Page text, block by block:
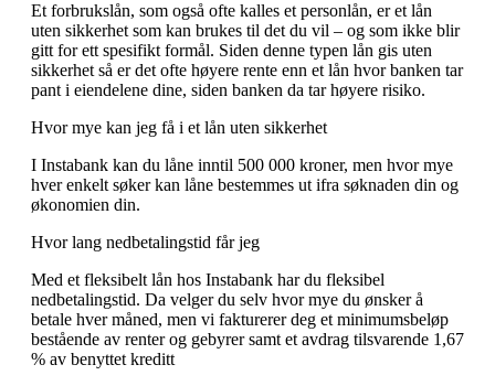
Et forbrukslån, som også ofte kalles et personlån, er et lån
uten sikkerhet som kan brukes til det du vil – og som ikke blir
gitt for ett spesifikt formål. Siden denne typen lån gis uten
sikkerhet så er det ofte høyere rente enn et lån hvor banken tar
pant i eiendelene dine, siden banken da tar høyere risiko.
Hvor mye kan jeg få i et lån uten sikkerhet
I Instabank kan du låne inntil 500 000 kroner, men hvor mye
hver enkelt søker kan låne bestemmes ut ifra søknaden din og
økonomien din.
Hvor lang nedbetalingstid får jeg
Med et fleksibelt lån hos Instabank har du fleksibel
nedbetalingstid. Da velger du selv hvor mye du ønsker å
betale hver måned, men vi fakturerer deg et minimumsbeløp
bestående av renter og gebyrer samt et avdrag tilsvarende 1,67
% av benyttet kreditt